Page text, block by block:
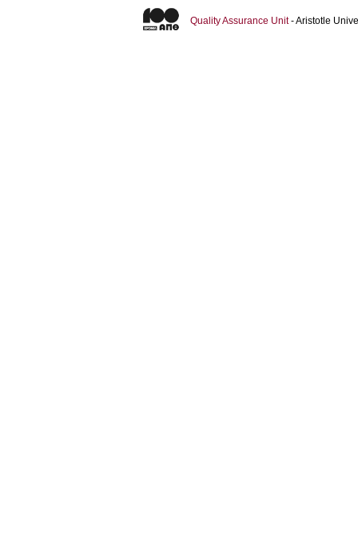
Quality Assurance Unit- Aristotle